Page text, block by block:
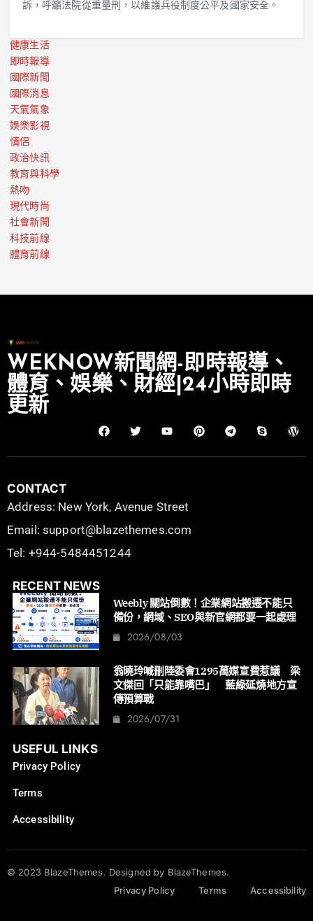
訴，呼籲法院從重量刑，以維護兵役制度公平及國家安全。
健康生活
即時報導
國際新聞
國際消息
天氣氣象
娛樂影視
情侶
政治快訊
教育與科學
熱吻
現代時尚
社會新聞
科技前線
體育前線
WEKNOW新聞網-即時報導、
體育、娛樂、財經|24小時即時
更新
CONTACT
Address: New York, Avenue Street
Email: support@blazethemes.com
Tel: +944-5484451244
RECENT NEWS
Weebly 關站倒數！企業網站搬遷不能只
備份，網域、SEO與新官網都要一起處理
2026/08/03
翁曉玲喊刪陸委會1295萬媒宣費惹議 梁
文傑回「只能靠嘴巴」 藍綠延燒地方宣
傳預算戰
2026/07/31
USEFUL LINKS
Privacy Policy
Terms
Accessibility
© 2023 BlazeThemes. Designed by BlazeThemes.
Privacy Policy
Terms Accessibility